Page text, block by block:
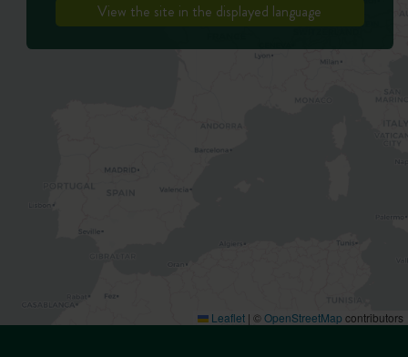
Leaflet | ©OpenStreetMap contributors
View the site in the displayed language